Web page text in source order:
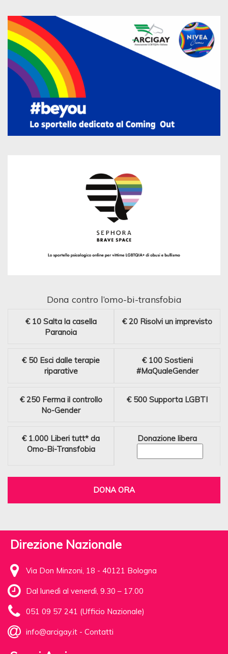
Dona contro l’omo-bi-transfobia
€ 10 Salta la casella
Paranoia
€ 20 Risolvi un imprevisto
€ 50 Esci dalle terapie
riparative
€ 100 Sostieni
#MaQualeGender
€ 250 Ferma il controllo
No-Gender
€ 500 Supporta LGBTI
€ 1.000 Liberi tutt* da
Omo-Bi-Transfobia
Donazione libera
DONA ORA
Direzione Nazionale
Via Don Minzoni, 18 - 40121 Bologna
Dal lunedì al venerdì, 9.30 – 17.00
051 09 57 241 (Ufficio Nazionale)
info@arcigay.it - Contatti